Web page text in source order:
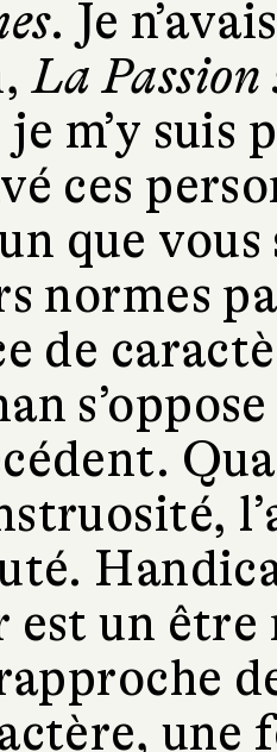
. Je
La Passion
m’y suis
ces
que
normes
de
est un
une